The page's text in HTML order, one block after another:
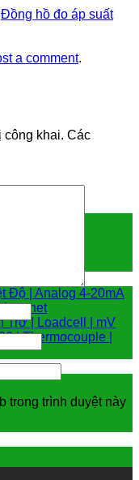
Độ | Analog 4-20mA
Internet
Trở | Loadcell | mV
| Thermocouple |
Đồng hồ đo áp suất
a comment.
công khai. Các
trong trình duyệt này